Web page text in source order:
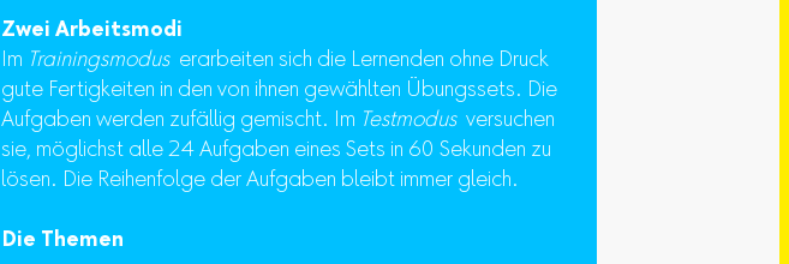
Zwei Arbeitsmodi
Im Trainingsmoduserarbeiten sich die Lernenden ohne Druck
gute Fertigkeiten in den von ihnen gewählten Übungssets. Die
Aufgaben werden zufällig gemischt. Im Testmodusversuchen
sie, möglichst alle 24 Aufgaben eines Sets in 60 Sekunden zu
lösen. Die Reihenfolge der Aufgaben bleibt immer gleich.
Die Themen